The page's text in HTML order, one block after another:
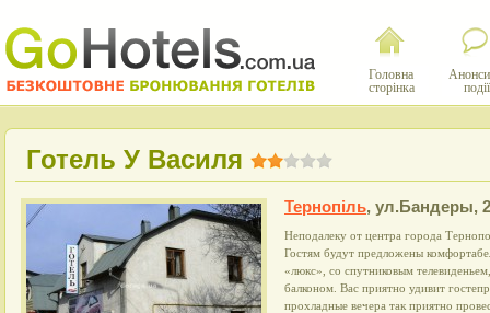
Головна
сторінка
події
Готель У Василя
Тернопіль, ул.Бандеры,
Неподалеку от центра города
Гостям будут предложены
«люкс», со спутниковым
балконом. Вас приятно удивит
прохладные вечера так приятно